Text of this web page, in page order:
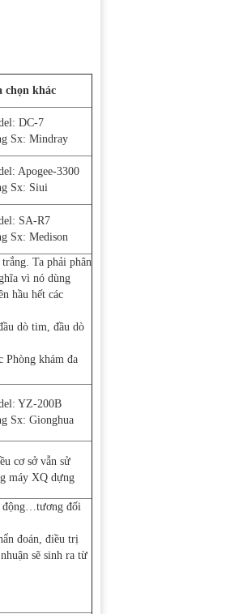
chọn khác
DC-7
Sx: Mindray
Apogee-3300
Sx: Siui
SA-R7
Sx: Medison
Ta phải phân
vì nó dùng
hầu hết các
dò tim, đầu dò
Phòng khám đa
YZ-200B
Sx: Gionghua
cơ sở vẫn sử
máy XQ dựng
động…tương đối
đoán, điều trị
sẽ sinh ra từ